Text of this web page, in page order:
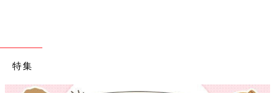
特集